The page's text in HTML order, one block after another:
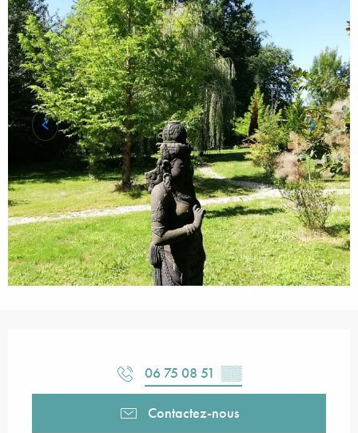
06 75 08 51 ▒▒
Contactez-nous